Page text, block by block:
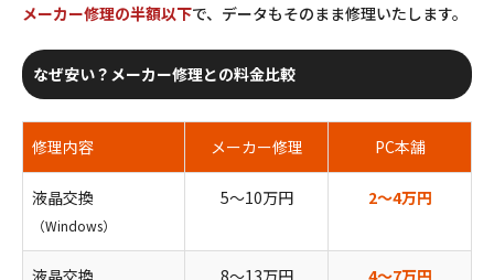
メーカー修理の半額以下で、データもそのまま修理いたします。
なぜ安い？メーカー修理との料金比較
修理内容 メーカー修理 PC本舗
液晶交換
（Windows）
5〜10万円 2〜4万円
液晶交換 8〜13万円 4〜7万円